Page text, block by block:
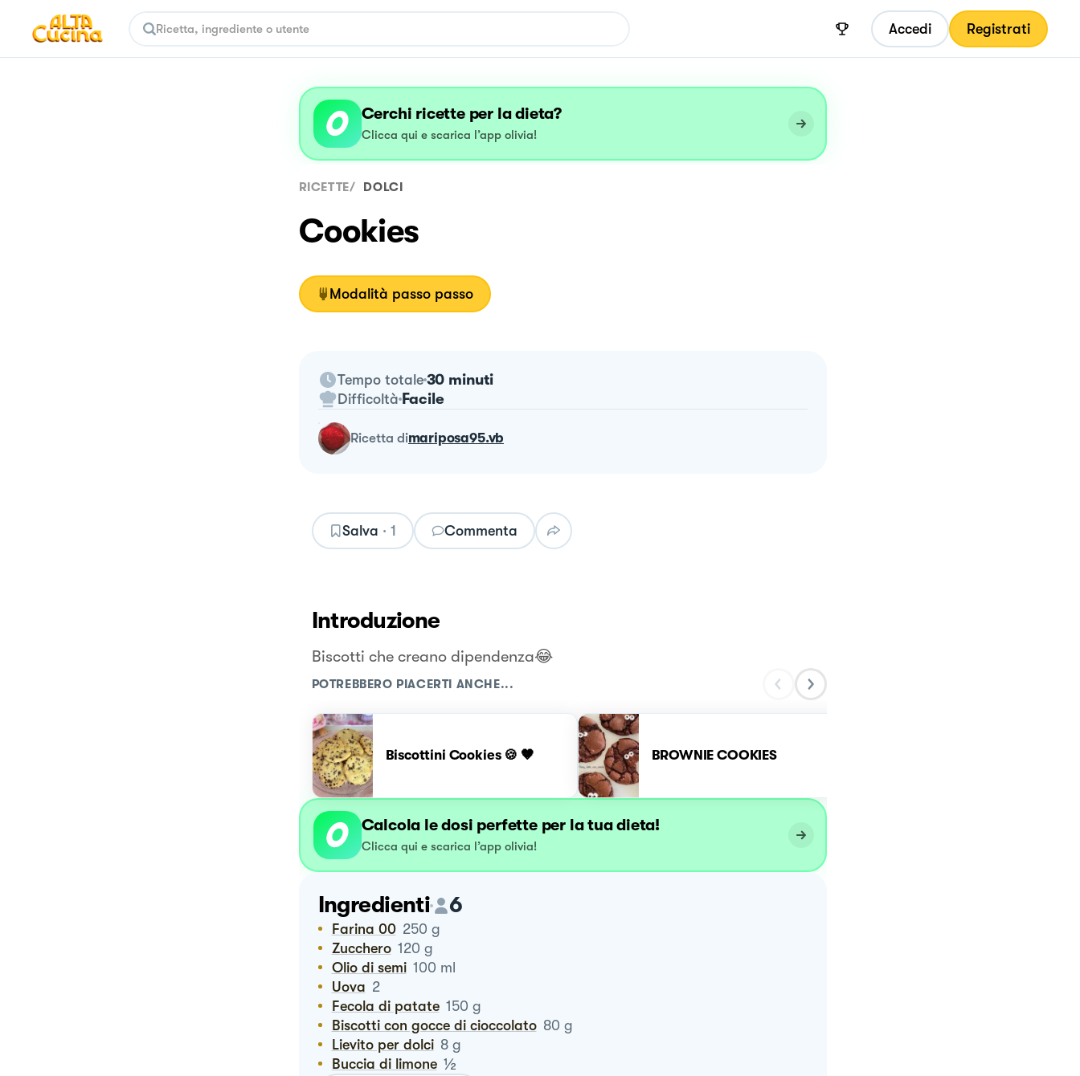
Accedi Registrati
Cerchi ricette per la dieta?
Clicca qui e scarica l’app olivia!
RICETTE/ DOLCI
Cookies
Modalità passo passo
Tempo totale 30 minuti
Difficoltà Facile
ricetta dimariposa95.vb
Salva · 1 Commenta
Introduzione
Biscotti che creano dipendenza😂
POTREBBERO PIACERTI ANCHE...
Biscottini Cookies 🍪 🤎 BROWNIE COOKIES
Calcola le dosi perfette per la tua dieta!
Clicca qui e scarica l’app olivia!
Ingredienti 6
Farina 00 250 g
Zucchero 120 g
Olio di semi 100 ml
Uova 2
Fecola di patate 150 g
Biscotti con gocce di cioccolato 80 g
Lievito per dolci 8 g
Buccia di limone ½